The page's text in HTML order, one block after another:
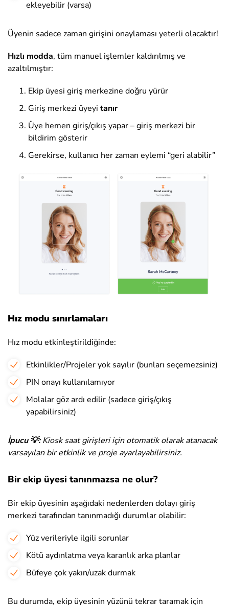
ekleyebilir (varsa)
Üyenin sadece zaman girişini onaylaması yeterli olacaktır!
Hızlı modda, tüm manuel işlemler kaldırılmış ve
azaltılmıştır:
Ekip üyesi giriş merkezine doğru yürür
Giriş merkezi üyeyi tanır
Üye hemen giriş/çıkış yapar – giriş merkezi bir
bildirim gösterir
Gerekirse, kullanıcı her zaman eylemi “geri alabilir”
Hız modu sınırlamaları
Hız modu etkinleştirildiğinde:
Etkinlikler/Projeler yok sayılır (bunları seçemezsiniz)
PIN onayı kullanılamıyor
Molalar göz ardı edilir (sadece giriş/çıkış
yapabilirsiniz)
İpucu 💡:Kiosk saat girişleri için otomatik olarak atanacak
varsayılan bir etkinlik ve proje ayarlayabilirsiniz.
Bir ekip üyesi tanınmazsa ne olur?
Bir ekip üyesinin aşağıdaki nedenlerden dolayı giriş
merkezi tarafından tanınmadığı durumlar olabilir:
Yüz verileriyle ilgili sorunlar
Kötü aydınlatma veya karanlık arka planlar
Büfeye çok yakın/uzak durmak
Bu durumda, ekip üyesinin yüzünü tekrar taramak için